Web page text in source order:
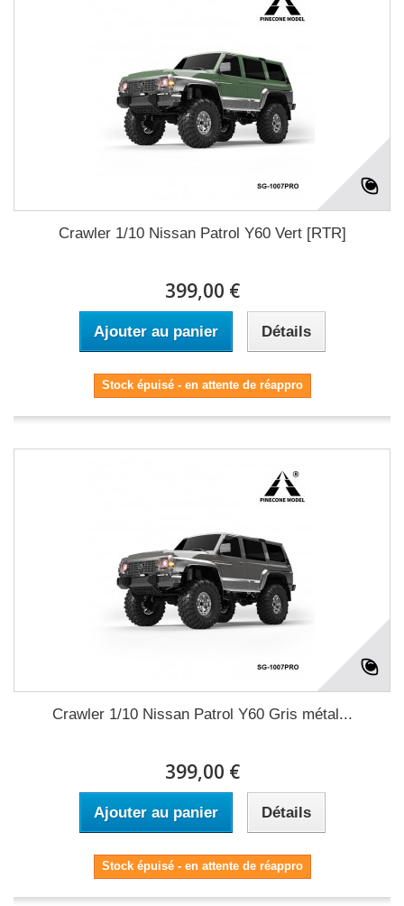
Crawler 1/10 Nissan Patrol Y60 Vert [RTR]
399,00 €
Ajouter au panier Détails
Stock épuisé - en attente de réappro
Crawler 1/10 Nissan Patrol Y60 Gris métal...
399,00 €
Ajouter au panier Détails
Stock épuisé - en attente de réappro